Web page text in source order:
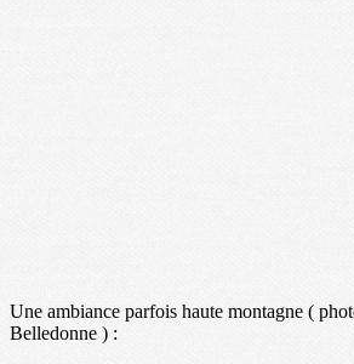
Une ambiance parfois haute montagne (
Belledonne ) :